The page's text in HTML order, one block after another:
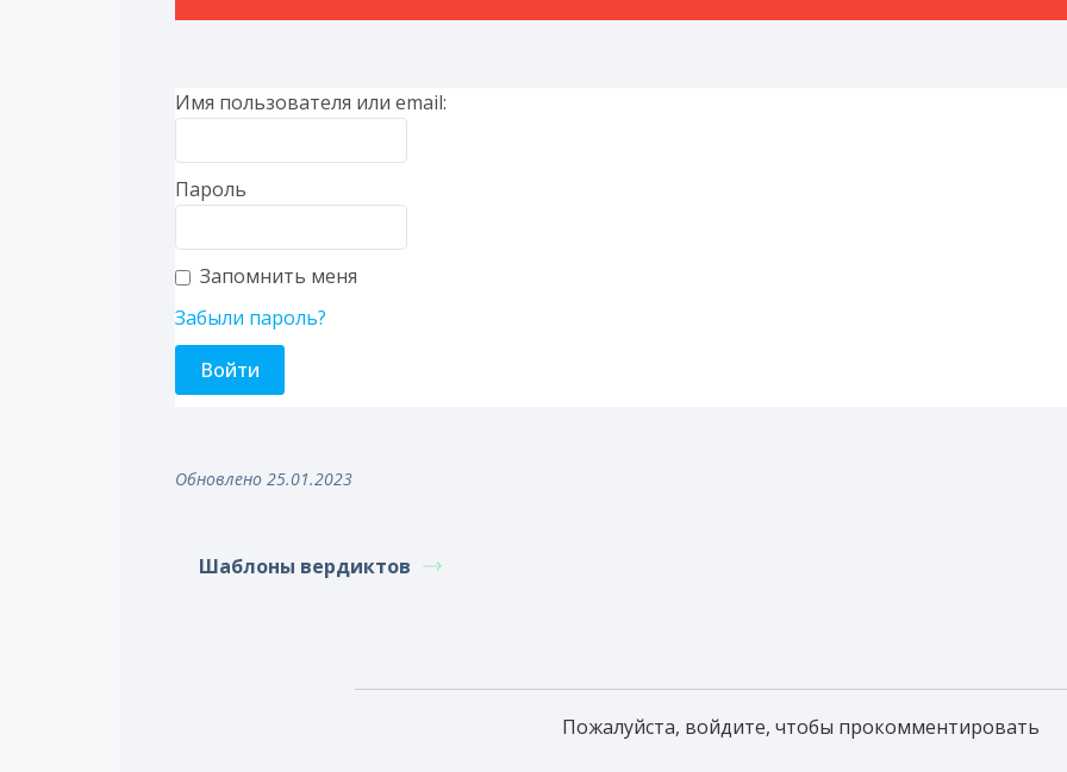
Имя пользователя или email:
Пароль
Запомнить меня
Забыли пароль?
Обновлено 25.01.2023
Шаблоны вердиктов
Пожалуйста, войдите, чтобы прокомментировать